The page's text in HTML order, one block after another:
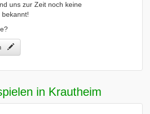
uns zur Zeit noch keine
bekannt!
in Krautheim